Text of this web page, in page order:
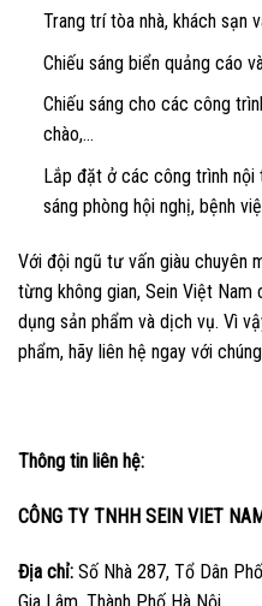
Trang trí tòa nhà, khách sạn
Chiếu sáng biển quảng cáo
Chiếu sáng cho các công
chào,…
Lắp đặt ở các công trình nội
sáng phòng hội nghị, bệnh
Với đội ngũ tư vấn giàu chuyên
từng không gian, Sein Việt Nam
dụng sản phẩm và dịch vụ. Vì
phẩm, hãy liên hệ ngay với
Thông tin liên hệ:
CÔNG TY TNHH SEIN VIET
Địa chỉ: Số Nhà 287, Tổ Dân